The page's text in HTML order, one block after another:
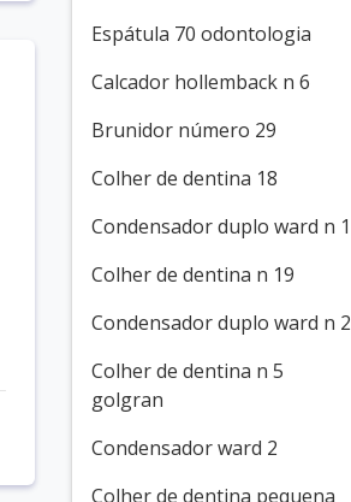
Espátula 70 odontologia
Calcador hollemback n 6
Brunidor número 29
Colher de dentina 18
Condensador duplo ward n 1
Colher de dentina n 19
Condensador duplo ward n 2
Colher de dentina n 5
golgran
Condensador ward 2
Colher de dentina pequena